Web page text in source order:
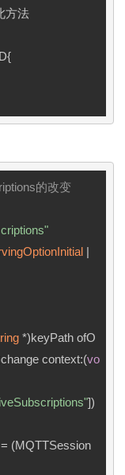
方法
的改变
*)keyPath ofO
context:(vo
])